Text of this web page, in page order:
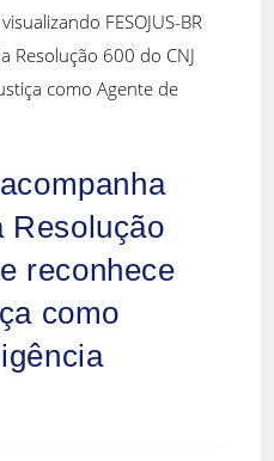
Resolução
reconhece
como